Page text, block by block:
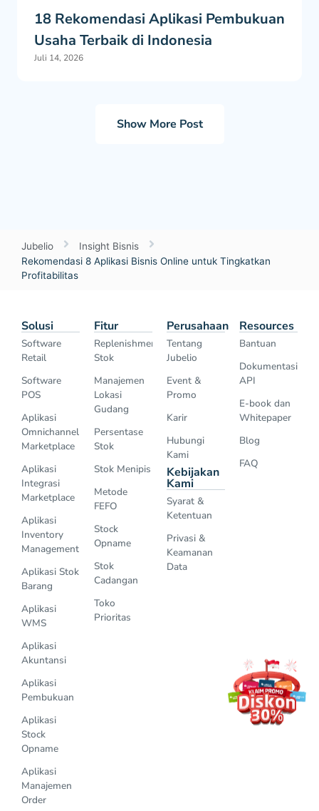
18 Rekomendasi Aplikasi Pembukuan
Usaha Terbaik di Indonesia
Juli 14, 2026
Show More Post
Jubelio
Insight Bisnis
Rekomendasi 8 Aplikasi Bisnis Online untuk Tingkatkan
Profitabilitas
Solusi
Software
Retail
Software
POS
Aplikasi
Omnichannel
Marketplace
Aplikasi
Integrasi
Marketplace
Aplikasi
Inventory
Management
Aplikasi Stok
Barang
Aplikasi
WMS
Aplikasi
Akuntansi
Aplikasi
Pembukuan
Aplikasi
Stock
Opname
Aplikasi
Manajemen
Order
Fitur
Replenishment
Stok
Manajemen
Lokasi
Gudang
Persentase
Stok
Stok Menipis
Metode
FEFO
Stock
Opname
Stok
Cadangan
Toko
Prioritas
Perusahaan
Tentang
Jubelio
Event &
Promo
Karir
Hubungi
Kami
Kebijakan
Kami
Syarat &
Ketentuan
Privasi &
Keamanan
Data
Resources
Bantuan
Dokumentasi
API
E-book dan
Whitepaper
Blog
FAQ